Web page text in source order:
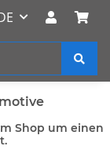
Shop um einen